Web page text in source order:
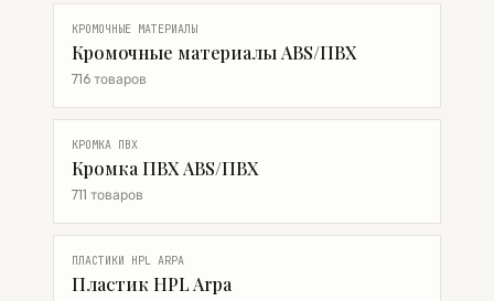
КРОМОЧНЫЕ МАТЕРИАЛЫ
Кромочные материалы ABS/ПВХ
716 товаров
КРОМКА ПВХ
Кромка ПВХ ABS/ПВХ
711 товаров
ПЛАСТИКИ HPL ARPA
Пластик HPL Arpa